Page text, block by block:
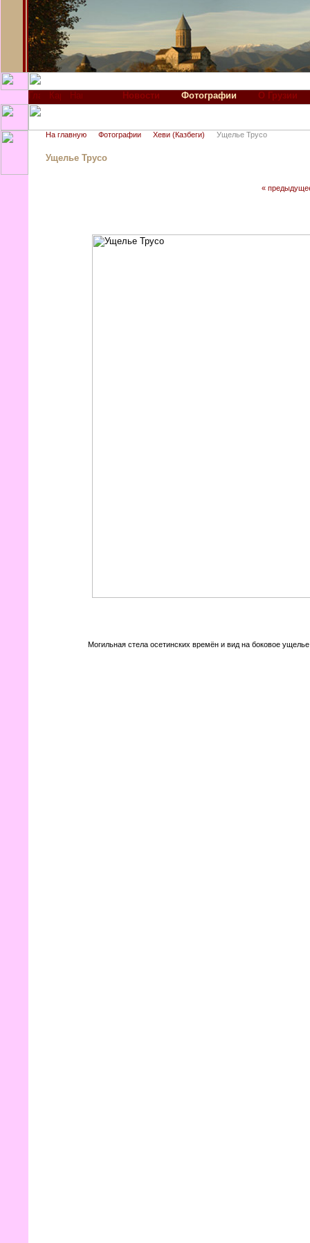
Новости Фотографии О Грузии
На главную Фотографии Хеви (Казбеги) Ущелье Трусо
Ущелье Трусо
«
Могильная стела осетинских времён и вид на боковое